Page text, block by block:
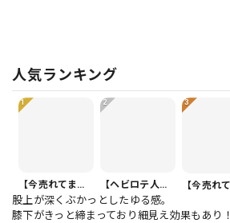
人気ランキング
1
【今売れてます】ボタンフロント バルーンシルエット ハーフ丈 パンツ 1color PT0407
2
【ヘビロテ人気】カジュアルクロップドパンツ PT0341
3
股上が深くぶかっとしたゆる感。
膝下がきっと締まっており細見え効果もあり！